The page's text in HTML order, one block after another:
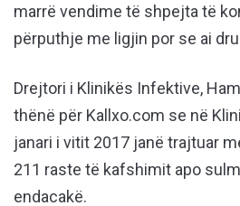
marrë vendime të shpejta të
përputhje me ligjin por se ai
Drejtori i Klinikës Infektive,
thënë për Kallxo.com se në
janari i vitit 2017 janë trajtuar
211 raste të kafshimit apo
endacakë.